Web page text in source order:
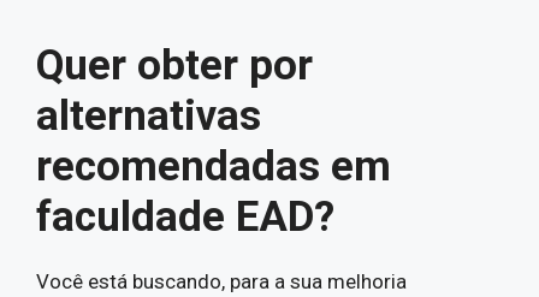
Quer obter por
alternativas
recomendadas em
faculdade EAD?
Você está buscando, para a sua melhoria